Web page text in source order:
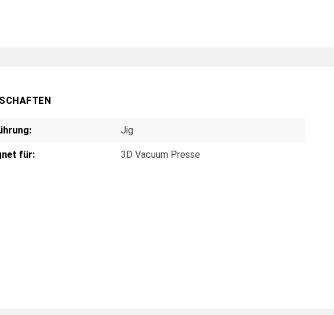
Jig
für: 3D Vacuum Presse